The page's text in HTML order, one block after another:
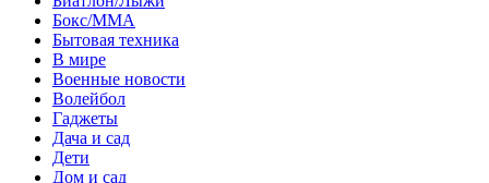
Бокс/MMA
Бытовая техника
В мире
Военные новости
Волейбол
Гаджеты
Дача и сад
Дети
Дом и сад